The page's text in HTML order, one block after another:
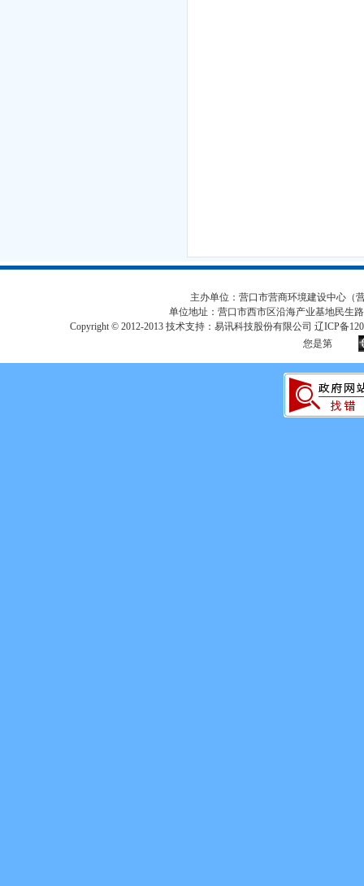
主办单位：营口市营商环境建设中心（
单位地址：营口市西市区沿海产业基地民生
Copyright © 2012-2013 技术支持：易讯科技股份有限公司 辽ICP备
您是第